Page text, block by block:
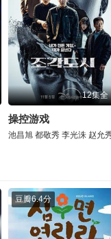
12集全
操控游戏
池昌旭 都敬秀 李光洙 赵允
豆瓣6.4分